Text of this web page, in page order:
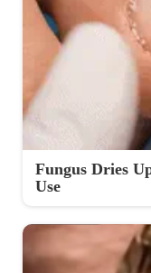
Fungus Dries
Use